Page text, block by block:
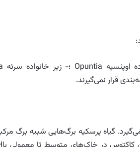
قرار نمی‌گیرند.
می‌گیرد. گیاه پرسکیه برگ‌هایی شبیه برگ